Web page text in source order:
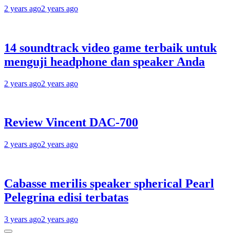
2 years ago2 years ago
14 soundtrack video game terbaik untuk
menguji headphone dan speaker Anda
2 years ago2 years ago
Review Vincent DAC-700
2 years ago2 years ago
Cabasse merilis speaker spherical Pearl
Pelegrina edisi terbatas
3 years ago2 years ago